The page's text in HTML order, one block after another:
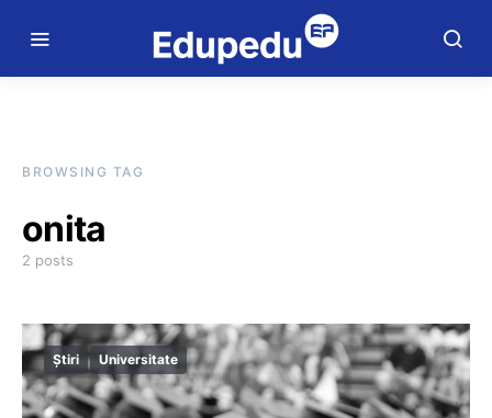
BROWSING TAG
onita
2 posts
Știri Universitate